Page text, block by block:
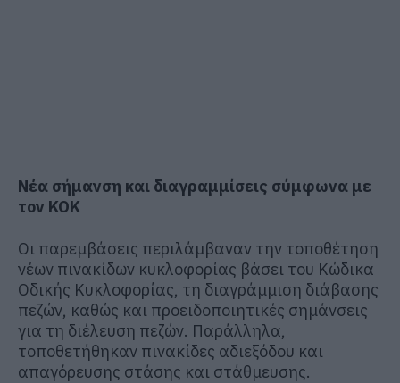
Νέα σήμανση και διαγραμμίσεις σύμφωνα με
τον ΚΟΚ
Οι παρεμβάσεις περιλάμβαναν την τοποθέτηση
νέων πινακίδων κυκλοφορίας βάσει του Κώδικα
Οδικής Κυκλοφορίας, τη διαγράμμιση διάβασης
πεζών, καθώς και προειδοποιητικές σημάνσεις
για τη διέλευση πεζών. Παράλληλα,
τοποθετήθηκαν πινακίδες αδιεξόδου και
απαγόρευσης στάσης και στάθμευσης.